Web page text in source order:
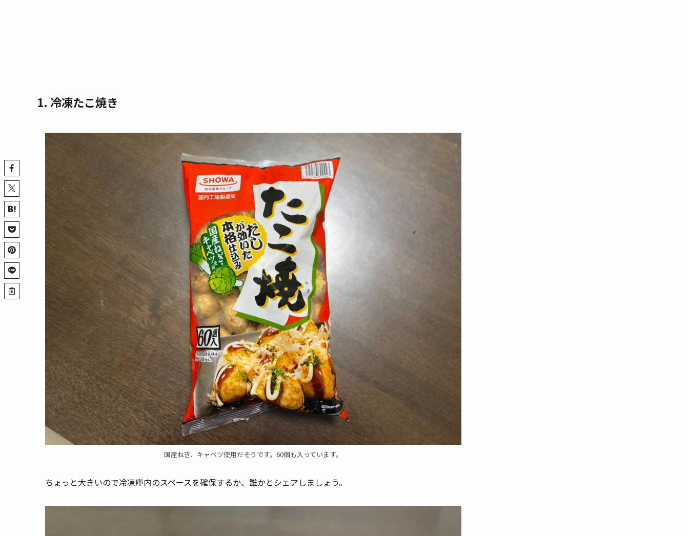
1. 冷凍たこ焼き
国産ねぎ、キャベツ使用だそうです。60個も入っています。
ちょっと大きいので冷凍庫内のスペースを確保するか、誰かとシェアしましょう。